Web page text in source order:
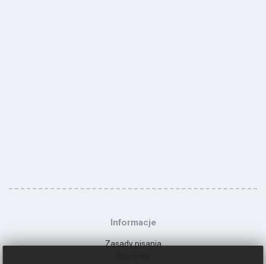
Informacje
Zasady pisania